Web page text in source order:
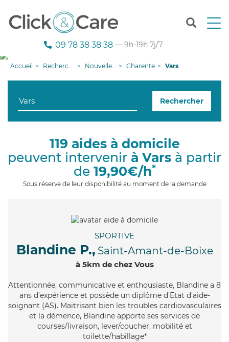
T
n
g
i
09 78 38 38 38 — 9h-19h 7j/7
Accueil Recherche aide à domicile Nouvelle-Aquitaine Charente Vars
Rechercher
119 aides à domicile
peuvent intervenir à Vars à partir
de 19,90€/h*
Sous réserve de leur disponibilité au moment de la demande
SPORTIVE
Blandine P., Saint-Amant-de-Boixe
à 5km de chez Vous
Attentionnée, communicative et enthousiaste, Blandine a 8
ans d'expérience et possède un diplôme d'Etat d'aide-
soignant (AS). Maitrisant bien les troubles cardiovasculaires
et la démence, Blandine apporte ses services de
courses/livraison, lever/coucher, mobilité et
toilette/habillage*